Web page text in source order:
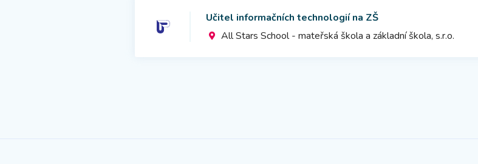
Učitel informačních technologií na ZŠ
All Stars School - mateřská škola a základní škola, s.r.o.